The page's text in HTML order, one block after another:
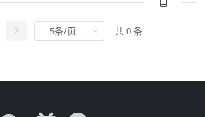
共 0 条